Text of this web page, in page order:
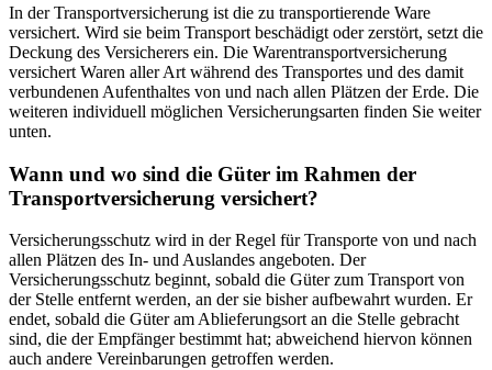
In der Transportversicherung ist die zu transportierende Ware
versichert. Wird sie beim Transport beschädigt oder zerstört, setzt die
Deckung des Versicherers ein. Die Warentransportversicherung
versichert Waren aller Art während des Transportes und des damit
verbundenen Aufenthaltes von und nach allen Plätzen der Erde. Die
weiteren individuell möglichen Versicherungsarten finden Sie weiter
unten.
Wann und wo sind die Güter im Rahmen der
Transportversicherung versichert?
Versicherungsschutz wird in der Regel für Transporte von und nach
allen Plätzen des In- und Auslandes angeboten. Der
Versicherungsschutz beginnt, sobald die Güter zum Transport von
der Stelle entfernt werden, an der sie bisher aufbewahrt wurden. Er
endet, sobald die Güter am Ablieferungsort an die Stelle gebracht
sind, die der Empfänger bestimmt hat; abweichend hiervon können
auch andere Vereinbarungen getroffen werden.